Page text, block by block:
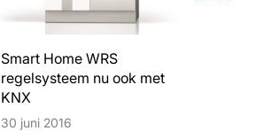
Smart Home WRS
regelsysteem nu ook met
KNX
30 juni 2016